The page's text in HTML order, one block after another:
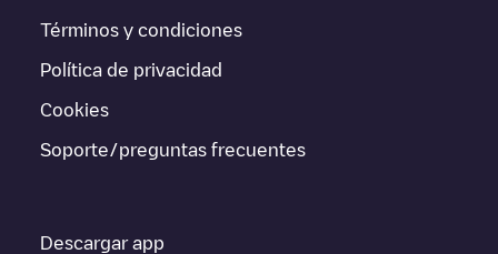
Si este cargador deNovi Gradno vale para tu coche, existen
ir a otras ciudades comoBanja Luka
(temporary)
Republika Srpska
Términos y condiciones
Política de privacidad
Cookies
Soporte/preguntas frecuentes
Descargar app